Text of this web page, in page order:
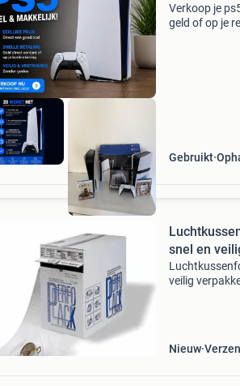
Verkoop je
geld of op je
Gebruikt
snel en
veilig
Nieuw